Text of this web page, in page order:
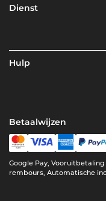
Dienst
Hulp
Betaalwijzen
Google Pay,
rembours, Automatische